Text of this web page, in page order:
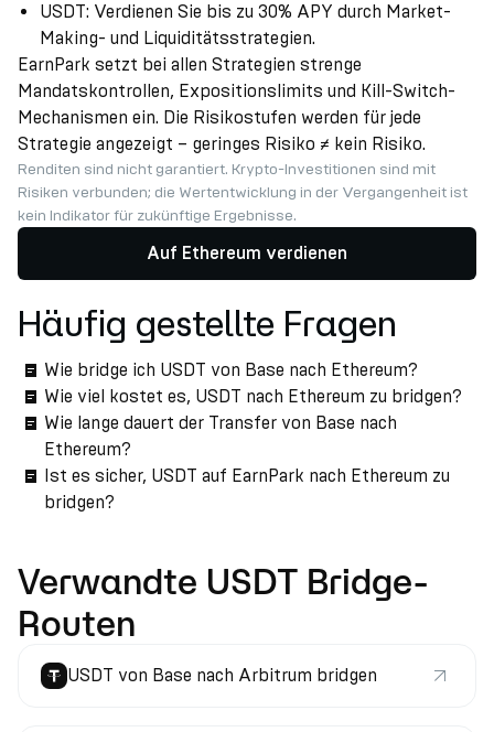
USDT: Verdienen Sie bis zu 30% APY durch Market-
Making- und Liquiditätsstrategien.
EarnPark setzt bei allen Strategien strenge
Mandatskontrollen, Expositionslimits und Kill-Switch-
Mechanismen ein. Die Risikostufen werden für jede
Strategie angezeigt – geringes Risiko ≠ kein Risiko.
Renditen sind nicht garantiert. Krypto-Investitionen sind mit
Risiken verbunden; die Wertentwicklung in der Vergangenheit ist
kein Indikator für zukünftige Ergebnisse.
Auf Ethereum verdienen
Häufig gestellte Fragen
Wie bridge ich USDT von Base nach Ethereum?
Wie viel kostet es, USDT nach Ethereum zu bridgen?
Wie lange dauert der Transfer von Base nach
Ethereum?
Ist es sicher, USDT auf EarnPark nach Ethereum zu
bridgen?
Verwandte USDT Bridge-
Routen
USDT von Base nach Arbitrum bridgen